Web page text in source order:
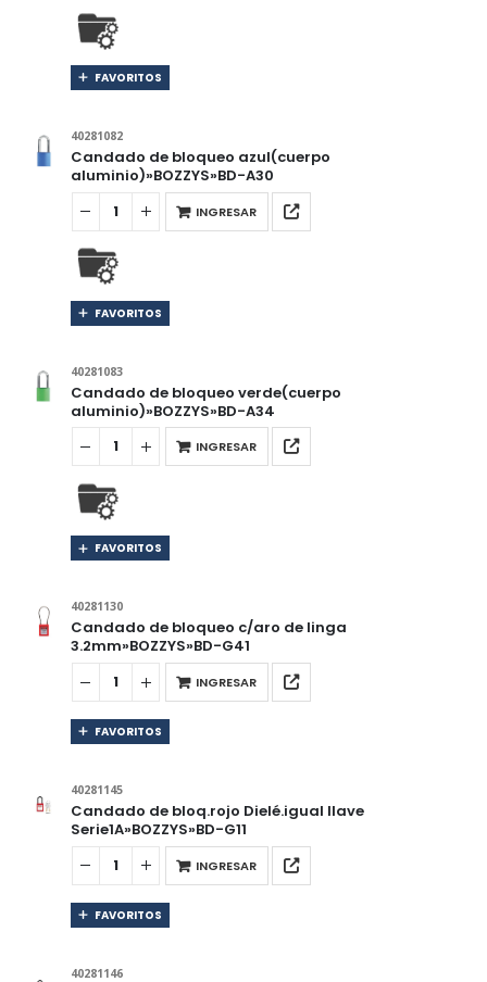
FAVORITOS
40281082
Candado de bloqueo azul(cuerpo
aluminio)»BOZZYS»BD-A30
INGRESAR
FAVORITOS
40281083
Candado de bloqueo verde(cuerpo
aluminio)»BOZZYS»BD-A34
INGRESAR
FAVORITOS
40281130
Candado de bloqueo c/aro de linga
3.2mm»BOZZYS»BD-G41
INGRESAR
FAVORITOS
40281145
Candado de bloq.rojo Dielé.igual llave
Serie1A»BOZZYS»BD-G11
INGRESAR
FAVORITOS
40281146